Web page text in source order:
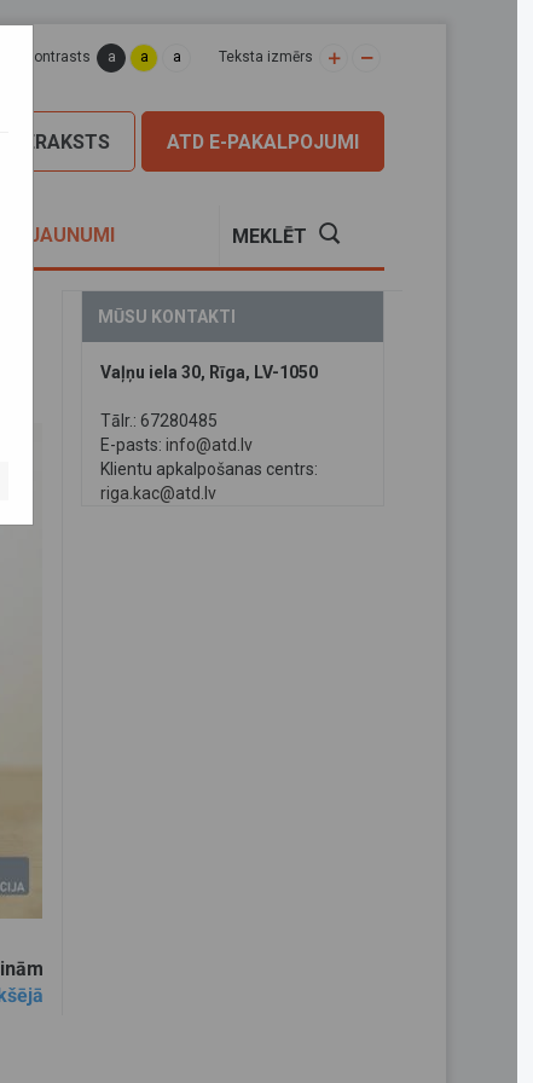
kontrasts a a a Teksta izmērs
ATD E-PAKALPOJUMI
PIERAKSTS
JAUNUMI MEKLĒT
MŪSU KONTAKTI
Vaļņu iela 30, Rīga, LV-1050
Tālr.: 67280485
E-pasts: info@atd.lv
Klientu apkalpošanas centrs:
riga.kac@atd.lv